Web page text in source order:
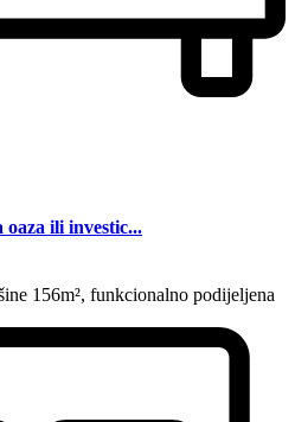
ili investic...
156m², funkcionalno podijeljena